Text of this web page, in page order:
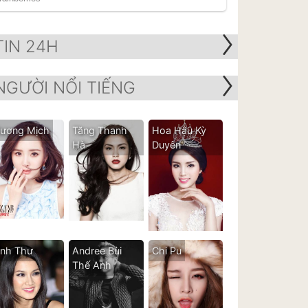
24H
NỔI TIẾNG
Mịch
Tăng Thanh
Hà
Hoa Hậu Kỳ
Duyên
Thư
Andree Bùi
Thế Anh
Chi Pu